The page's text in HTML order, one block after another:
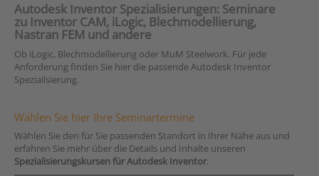
Autodesk Inventor Spezialisierungen: Seminare
zu Inventor CAM, iLogic, Blechmodellierung,
Nastran FEM und andere
Ob iLogic, Blechmodellierung oder MuM Steelwork. Für jede
Anforderung finden Sie hier die passende Autodesk Inventor
Speziailsierung.
Wählen Sie hier Ihre Seminartermine
Wählen Sie den für Sie passenden Standort in Ihrer Nähe aus und
erfahren Sie mehr über die Details und Inhalte unseren
Spezialisierungskursen für Autodesk Inventor.